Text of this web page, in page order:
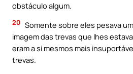
obstáculo algum.
20 Somente sobre eles pesava
imagem das trevas que lhes
eram a si mesmos mais
trevas.